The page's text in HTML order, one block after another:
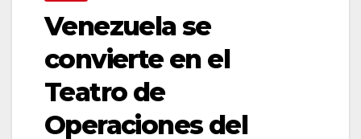
Venezuela se
convierte en el
Teatro de
Operaciones del